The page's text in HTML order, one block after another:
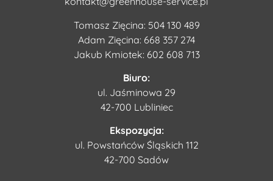
Tomasz Zięcina: 504 130 489
Adam Zięcina: 668 357 274
Jakub Kmiotek: 602 608 713
Biuro:
ul. Jaśminowa 29
42-700 Lubliniec
Ekspozycja:
ul. Powstańców Śląskich 112
42-700 Sadów